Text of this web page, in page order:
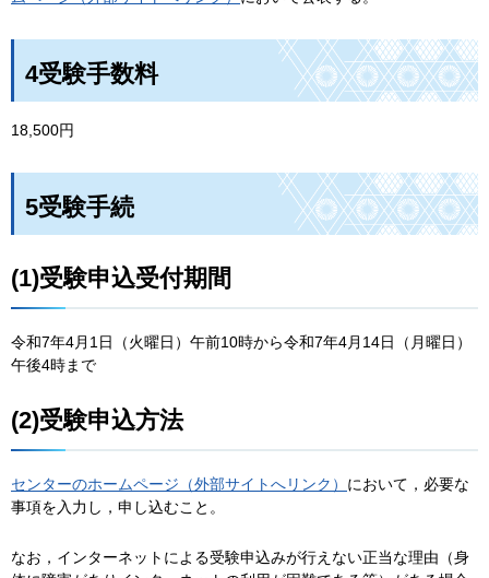
4受験手数料
18,500円
5受験手続
(1)受験申込受付期間
令和7年4月1日（火曜日）午前10時から令和7年4月14日（月曜日）
午後4時まで
(2)受験申込方法
センターのホームページ（外部サイトへリンク） において，必要な
事項を入力し，申し込むこと。
なお，インターネットによる受験申込みが行えない正当な理由（身